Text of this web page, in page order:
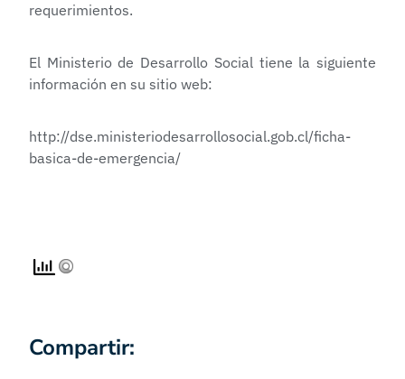
requerimientos.
El Ministerio de Desarrollo Social tiene la siguiente
información en su sitio web:
http://dse.ministeriodesarrollosocial.gob.cl/ficha-
basica-de-emergencia/
Compartir: